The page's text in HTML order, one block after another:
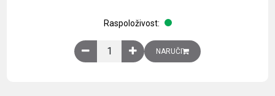
Raspoloživost:
Obična montažna ploča V1000xŠ800mm,
NARUČI